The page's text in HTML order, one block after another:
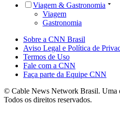
Viagem & Gastronomia
Viagem
Gastronomia
Sobre a CNN Brasil
Aviso Legal e Política de
Termos de Uso
Fale com a CNN
Faça parte da Equipe CNN
© Cable News Network Brasil.
Todos os direitos reservados.